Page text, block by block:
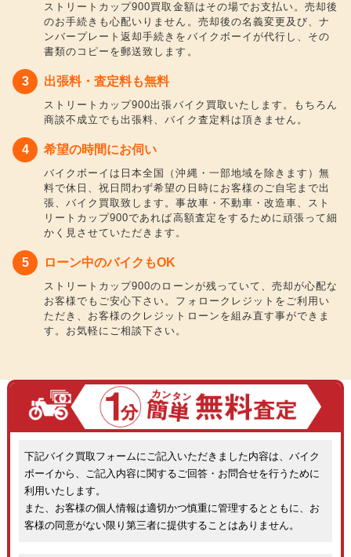
ストリートカップ900買取金額はその場でお支払い。売却後
のお手続きも心配いりません。売却後の名義変更及び、ナ
ンバープレート返却手続きをバイクボーイが代行し、その
書類のコピーを郵送致します。
出張料・査定料も無料
ストリートカップ900出張バイク買取いたします。もちろん
商談不成立でも出張料、バイク査定料は頂きません。
希望の時間にお伺い
バイクボーイは日本全国（沖縄・一部地域を除きます）無
料で休日、祝日問わず希望の日時にお客様のご自宅まで出
張、バイク買取致します。事故車・不動車・改造車、スト
リートカップ900であれば高額査定をするために頑張って細
かく見させていただきます。
ローン中のバイクもOK
ストリートカップ900のローンが残っていて、売却が心配な
お客様でもご安心下さい。フォロークレジットをご利用い
ただき、お客様のクレジットローンを組み直す事ができま
す。お気軽にご相談下さい。
下記バイク買取フォームにご記入いただきました内容は、バイク
ボーイから、ご記入内容に関するご回答・お問合せを行うために
利用いたします。
また、お客様の個人情報は適切かつ慎重に管理するとともに、お
客様の同意がない限り第三者に提供することはありません。